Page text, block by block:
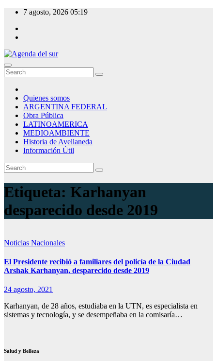
Skip
content
7 agosto, 2026 05:19
Agenda del sur
Quienes somos
ARGENTINA FEDERAL
Obra Pública
LATINOAMERICA
MEDIOAMBIENTE
Historia de Avellaneda
Información Útil
Etiqueta: Karhanyan
desparecido desde 2019
Noticias Nacionales
El Presidente recibió a familiares del policía de la Ciudad
Arshak Karhanyan, desparecido desde 2019
24 agosto, 2021
Karhanyan, de 28 años, estudiaba en la UTN, es especialista en
sistemas y tecnología, y se desempeñaba en la comisaría…
Salud y Belleza